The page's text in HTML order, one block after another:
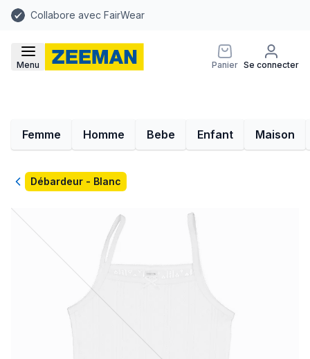
Collabore avec FairWear
Menu Panier Se connecter
Femme Homme Bebe Enfant Maison
RetourDébardeur - Blanc